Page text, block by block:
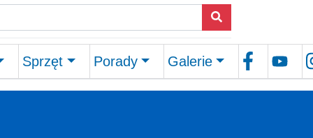
Sprzęt Porady Galerie